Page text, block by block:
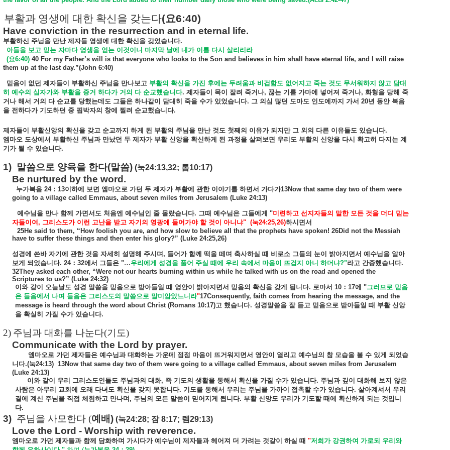
부활과 영생에 대한 확신을 갖는다(요6:40)
Have conviction in the resurrection and in eternal life.
부활하신 주님을 만난 제자들 영생에 대한 확신을 갖었습니다.
아들을 보고 믿는 자마다 영생을 얻는 이것이니 마지막 날에 내가 이를 다시 살리리라
(요6:40) 40 For my Father’s will is that everyone who looks to the Son and believes in him shall have eternal life, and I will raise
them up at the last day.”(John 6:40)
믿음이 없던 제자들이 부활하신 주님을 만나보고 부활의 확신을 가진 후에는 두려움과 비겁함도 없어지고 죽는 것도 무서워하지 않고 담대
히 예수의 십자가와 부활을 증거 하다가 거의 다 순교했습니다. 제자들이 목이 잘려 죽거나, 끊는 기름 가마에 넣어져 죽거나, 화형을 당해 죽
거나 해서 거의 다 순교를 당했는데도 그들은 하나같이 담대히 죽을 수가 있었습니다. 그 의심 많던 도마도 인도에까지 가서 20년 동안 복음
을 전하다가 기도하던 중 핍박자의 창에 찔려 순교했습니다.
제자들이 부활신앙의 확신을 갖고 순교까지 하게 된 부활의 주님을 만난 것도 첫째의 이유가 되지만 그 외의 다른 이유들도 있습니다.
엠마오 도상에서 부활하신 주님과 만났던 두 제자가 부활 신앙을 확신하게 된 과정을 살펴보면 우리도 부활의 신앙을 다시 확고히 다지는 계
기가 될 수 있습니다.
1) 말씀으로 양육을 한다(말씀) (눅24:13,32; 롬10:17)
Be nurtured by the word.
누가복음 24： 13이하에 보면 엠마오로 가던 두 제자가 부활에 관한 이야기를 하면서 가다가13Now that same day two of them were
going to a village called Emmaus, about seven miles from Jerusalem (Luke 24:13)
예수님을 만나 함께 가면서도 처음엔 예수님인 줄 몰랐습니다. 그때 예수님은 그들에게 "미련하고 선지자들의 말한 모든 것을 더디 믿는
자들이여 , 그리스도가 이런 고난을 받고 자기의 영광에 들어가야 할 것이 아니냐" (눅24:25,26)하시면서
25He said to them, “How foolish you are, and how slow to believe all that the prophets have spoken! 26Did not the Messiah
have to suffer these things and then enter his glory?” (Luke 24:25,26)
성경에 쓴바 자기에 관한 것을 자세히 설명해 주시며 , 들어가 함께 떡을 떼며 축사하실 때 비로소 그들의 눈이 밝아지면서 예수님을 알아
보게
되었습니다. 24： 32에서 그들은 "…우리에게 성경을 풀어 주실 때에 우리 속에서 마음이 뜨겁지 아니 하더냐?"라고 간증했습니다.
32They asked each other, “Were not our hearts burning within us while he talked with us on the road and opened the
Scriptures to us?” (Luke 24:32)
이와 같이 오늘날도 성경 말씀을 믿음으로 받아들일 때 영안이 밝아지면서 믿음의 확신을 갖게 됩니다. 로마서 10 ： 17에 "그러므로 믿음
은 들음에서 나며 들음은 그리스도의 말씀으로 말미암았느니라"17Consequently, faith comes from hearing the message, and the
message is heard through the word about Christ(Romans 10:17)고 했습니다. 성경말씀을 잘 듣고 믿음으로 받아들일 때 부활 신앙
을 확실히 가질 수가 있습니다.
2) 주님과 대화를 나눈다(기도)
Communicate with the Lord by prayer.
엠마오로 가던 제자들은 예수님과 대화하는 가운데 점점 마음이 뜨거워지면서 영안이 열리고 예수님의 참 모습을 볼 수 있게
되었습
니다.(눅24:13) 13Now that same day two of them were going to a village called Emmaus, about seven miles from Jerusalem
(Luke 24:13)
이와 같이 우리 그리스도인들도 주님과의 대화, 즉 기도의 생활을 통해서 확신을 가질 수가 있습니다. 주님과 깊이 대화해 보지 않은
사람은 아무리 교회에 오래 다녀도 확신을 갖지 못합니다. 기도를 통해서 우리는 주님을 가까이 접촉할 수가 있습니다. 살아계셔서 우리
곁에 계신 주님을 직접 체험하고 만나며 , 주님의 모든 말씀이 믿어지게 됩니다. 부활 신앙도 우리가 기도할 때에 확신하게 되는 것입니
다.
3) 주님을 사모한다 (예배) (눅24:28; 잠 8:17; 렘29:13)
Love the Lord - Worship with reverence.
엠마오로 가던 제자들과 함께 담화하며 가시다가 예수님이 제자들과 헤어져 더 가려는 것같이 하실 때 "저희가 강권하여 가로되 우리와